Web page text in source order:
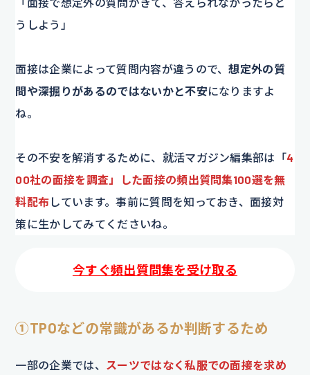
うしよう」
面接は企業によって質問内容が違うので、想定外の質
問や深掘りがあるのではないかと不安になりますよ
ね。
その不安を解消するために、就活マガジン編集部は「4
00社の面接を調査」した面接の頻出質問集100選を無
料配布 しています。事前に質問を知っておき、面接対
策に生かしてみてくださいね。
今すぐ頻出質問集を受け取る
①TPOなどの常識があるか判断するため
一部の企業では、
スーツではなく私服での面接を求め